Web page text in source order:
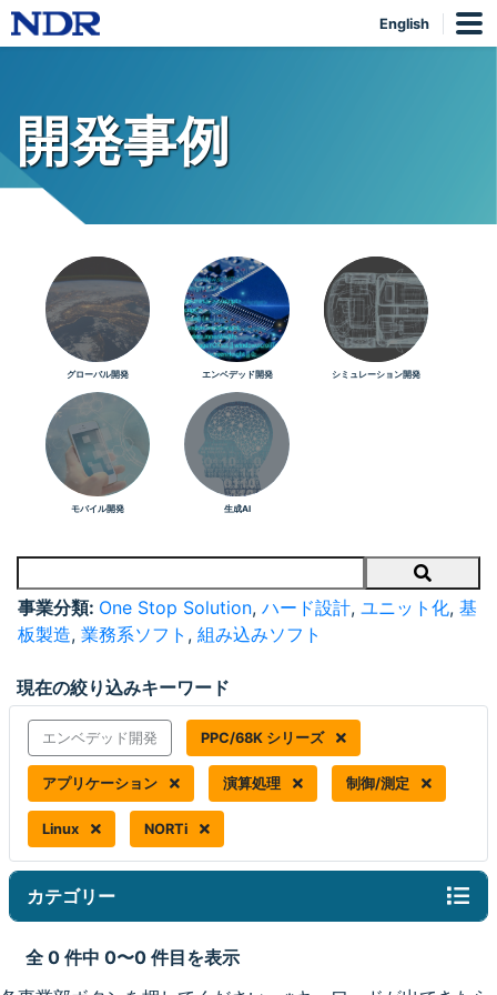
English
開発事例
グローバル開発 エンベデッド開発 シミュレーション開発
モバイル開発 生成AI
Search
事業分類: One Stop Solution, ハード設計, ユニット化, 基
板製造, 業務系ソフト , 組み込みソフト
現在の絞り込みキーワード
エンベデッド開発 PPC/68K シリーズ
アプリケーション 演算処理 制御/測定
Linux NORTi
カテゴリー
全 0 件中 0〜0 件目を表示